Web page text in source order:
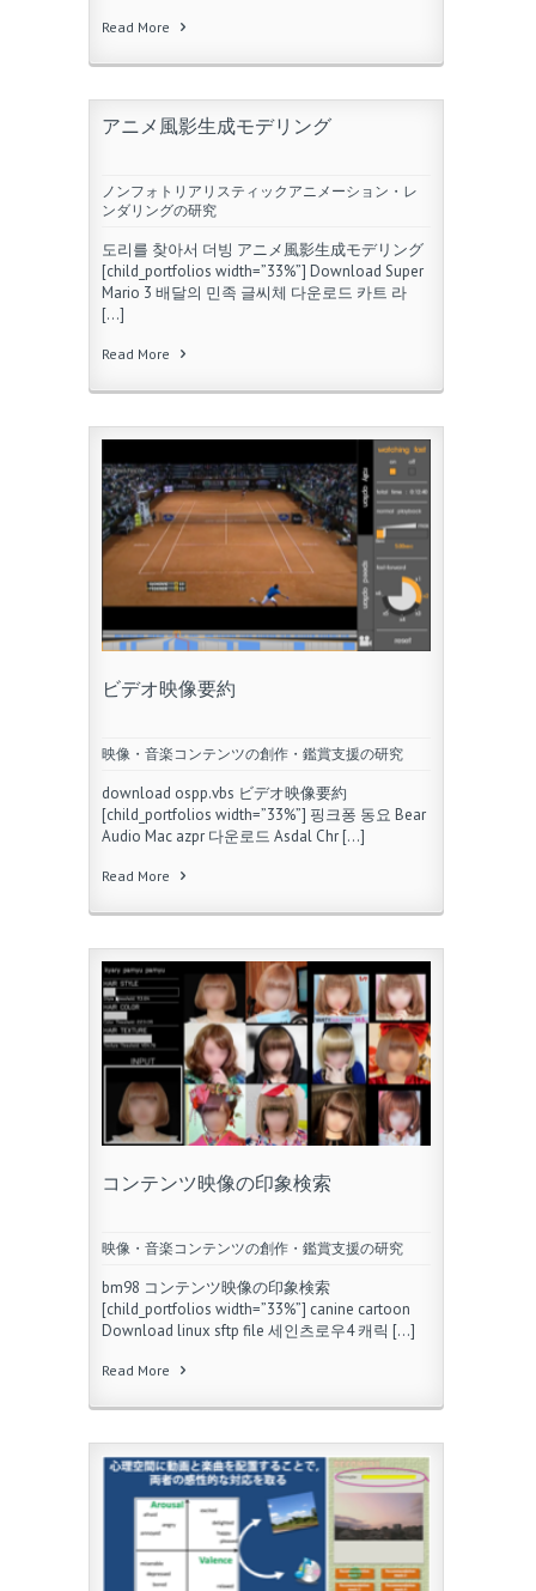
Read More
アニメ風影生成モデリング
ノンフォトリアリスティックアニメーション・レ
ンダリングの研究
도리를 찾아서 더빙 アニメ風影生成モデリング
[child_portfolios width=”33%”] Download Super
Mario 3 배달의 민족 글씨체 다운로드 카트 라
[…]
Read More
ビデオ映像要約
映像・音楽コンテンツの創作・鑑賞支援の研究
download ospp.vbs ビデオ映像要約
[child_portfolios width=”33%”] 핑크퐁 동요 Bear
Audio Mac azpr 다운로드 Asdal Chr […]
Read More
コンテンツ映像の印象検索
映像・音楽コンテンツの創作・鑑賞支援の研究
bm98 コンテンツ映像の印象検索
[child_portfolios width=”33%”] canine cartoon
Download linux sftp file 세인츠로우4 캐릭 […]
Read More